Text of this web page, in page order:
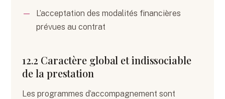
L’acceptation des modalités financières
prévues au contrat
12.2 Caractère global et indissociable
de la prestation
Les programmes d’accompagnement sont